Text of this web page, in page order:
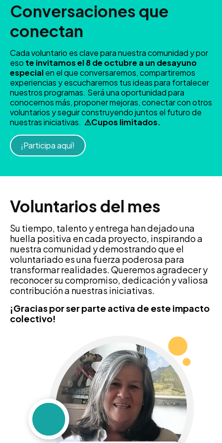
Conversaciones que
conectan
Cada voluntario es clave para nuestra comunidad y por
eso te invitamos el 8 de octubre a un desayuno
especialen el que conversaremos, compartiremos
experiencias y escucharemos tus ideas para fortalecer
nuestros programas. Será una oportunidad para
conocernos más, proponer mejoras, conectar con otros
voluntarios y seguir construyendo juntos el futuro de
nuestras iniciativas. ⚠Cupos limitados.
¡Participa aquí!
Voluntarios del mes
Su tiempo, talento y entrega han dejado una
huella positiva en cada proyecto, inspirando a
nuestra comunidad y demostrando que el
voluntariado es una fuerza poderosa para
transformar realidades. Queremos agradecer y
reconocer su compromiso, dedicación y valiosa
contribución a nuestras iniciativas.
¡Gracias por ser parte activa de este impacto
colectivo!